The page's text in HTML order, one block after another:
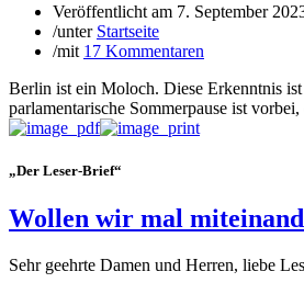
Veröffentlicht am 7. September
/unter Startseite
/mit 17 Kommentaren
Berlin ist ein Moloch. Diese Erkenntnis
parlamentarische Sommerpause ist
„Der Leser-Brief“
Wollen wir mal
Sehr geehrte Damen und Herren, liebe